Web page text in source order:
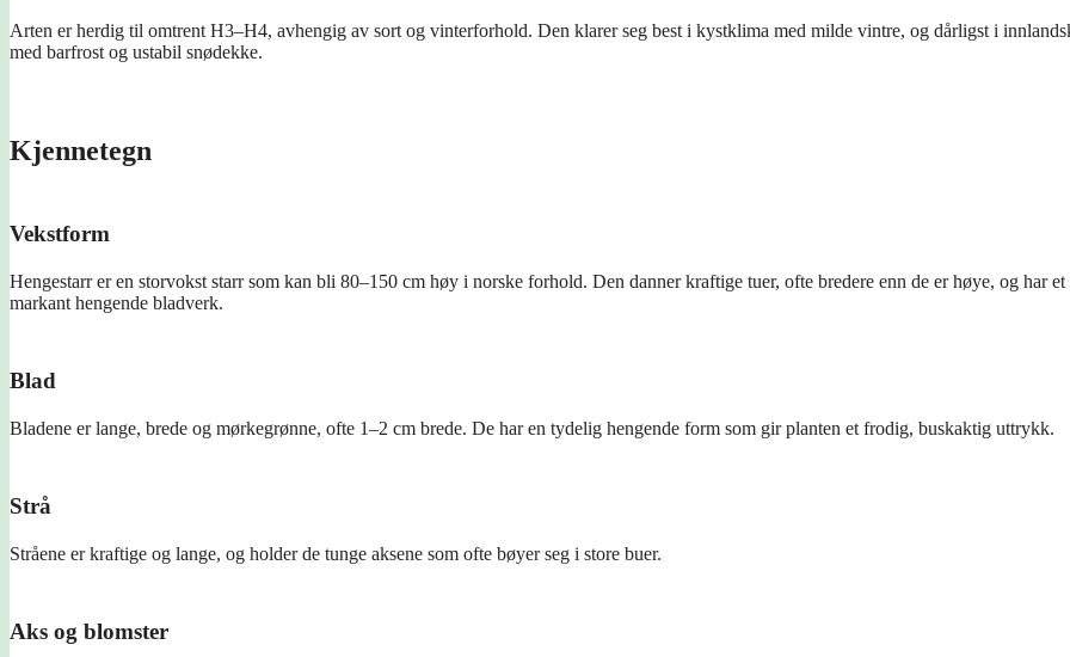
Arten er herdig til omtrent H3–H4, avhengig av sort og vinterforhold. Den klarer seg best i kystklima med milde vintre, og dårligst i
med barfrost og ustabil snødekke.
Kjennetegn
Vekstform
Hengestarr er en storvokst starr som kan bli 80–150 cm høy i norske forhold. Den danner kraftige tuer, ofte bredere enn de er høye, og har et
markant hengende bladverk.
Blad
Bladene er lange, brede og mørkegrønne, ofte 1–2 cm brede. De har en tydelig hengende form som gir planten et frodig, buskaktig uttrykk.
Strå
Stråene er kraftige og lange, og holder de tunge aksene som ofte bøyer seg i store buer.
Aks og blomster